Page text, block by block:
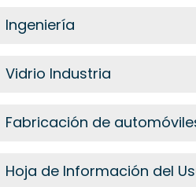
Ingeniería
Vidrio Industria
Fabricación de
Hoja de Información del